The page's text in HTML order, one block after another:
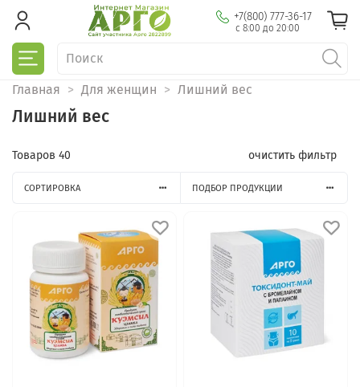
+7(800) 777-36-17
с 8:00 до 20:00
Главная Для женщин Лишний вес
Лишний вес
Товаров 40 очистить фильтр
СОРТИРОВКА ПОДБОР ПРОДУКЦИИ